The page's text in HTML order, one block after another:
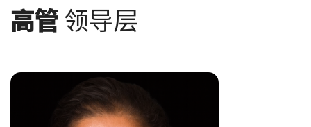
高管领导层